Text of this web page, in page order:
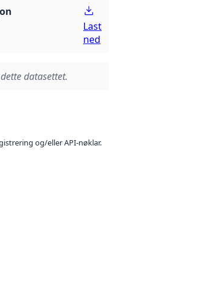
Last
ned
datasettet.
og/eller API-nøklar.